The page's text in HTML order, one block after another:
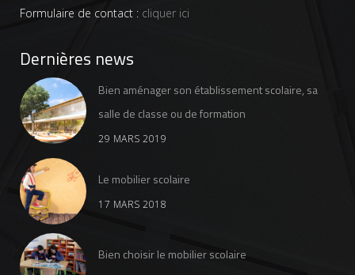
Formulaire de contact : cliquer ici
Dernières news
Bien aménager son établissement scolaire, sa
salle de classe ou de formation
29 MARS 2019
Le mobilier scolaire
17 MARS 2018
Bien choisir le mobilier scolaire